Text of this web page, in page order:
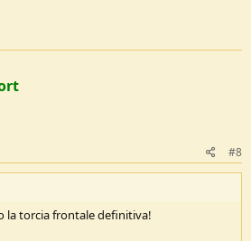
#8
la torcia frontale definitiva!